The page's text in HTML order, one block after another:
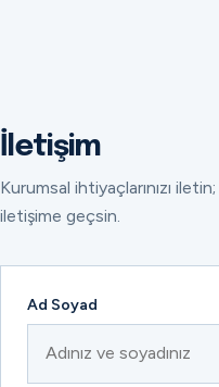
İletişim
Kurumsal ihtiyaçlarınızı
iletişime geçsin.
Ad Soyad